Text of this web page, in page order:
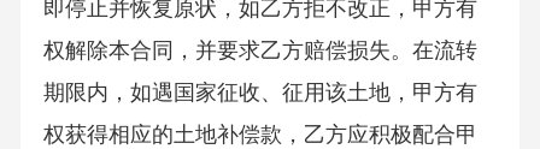
即停止并恢复原状，如乙方拒不改正，甲方有
权解除本合同，并要求乙方赔偿损失。在流转
期限内，如遇国家征收、征用该土地，甲方有
权获得相应的土地补偿款，乙方应积极配合甲